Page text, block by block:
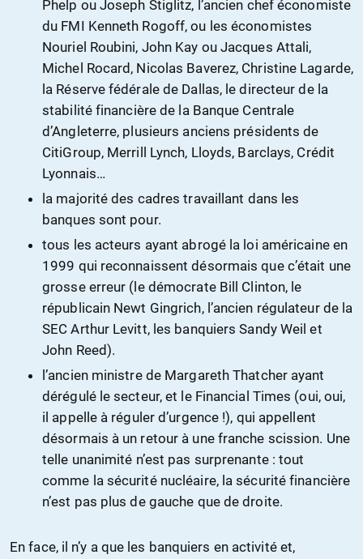
Phelp ou Joseph Stiglitz, l’ancien chef économiste
du FMI Kenneth Rogoff, ou les économistes
Nouriel Roubini, John Kay ou Jacques Attali,
Michel Rocard, Nicolas Baverez, Christine Lagarde,
la Réserve fédérale de Dallas, le directeur de la
stabilité financière de la Banque Centrale
d’Angleterre, plusieurs anciens présidents de
CitiGroup, Merrill Lynch, Lloyds, Barclays, Crédit
Lyonnais…
la majorité des cadres travaillant dans les
banques sont pour.
tous les acteurs ayant abrogé la loi américaine en
1999 qui reconnaissent désormais que c’était une
grosse erreur (le démocrate Bill Clinton, le
républicain Newt Gingrich, l’ancien régulateur de la
SEC Arthur Levitt, les banquiers Sandy Weil et
John Reed).
l’ancien ministre de Margareth Thatcher ayant
dérégulé le secteur, et le Financial Times (oui, oui,
il appelle à réguler d’urgence !), qui appellent
désormais à un retour à une franche scission. Une
telle unanimité n’est pas surprenante : tout
comme la sécurité nucléaire, la sécurité financière
n’est pas plus de gauche que de droite.
En face, il n’y a que les banquiers en activité et,